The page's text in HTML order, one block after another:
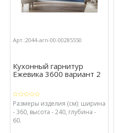
Арт.:2044-arn-00-00285550
Кухонный гарнитур
Ежевика 3600 вариант 2
Размеры изделия (см): ширина
- 360, высота - 240, глубина -
60.